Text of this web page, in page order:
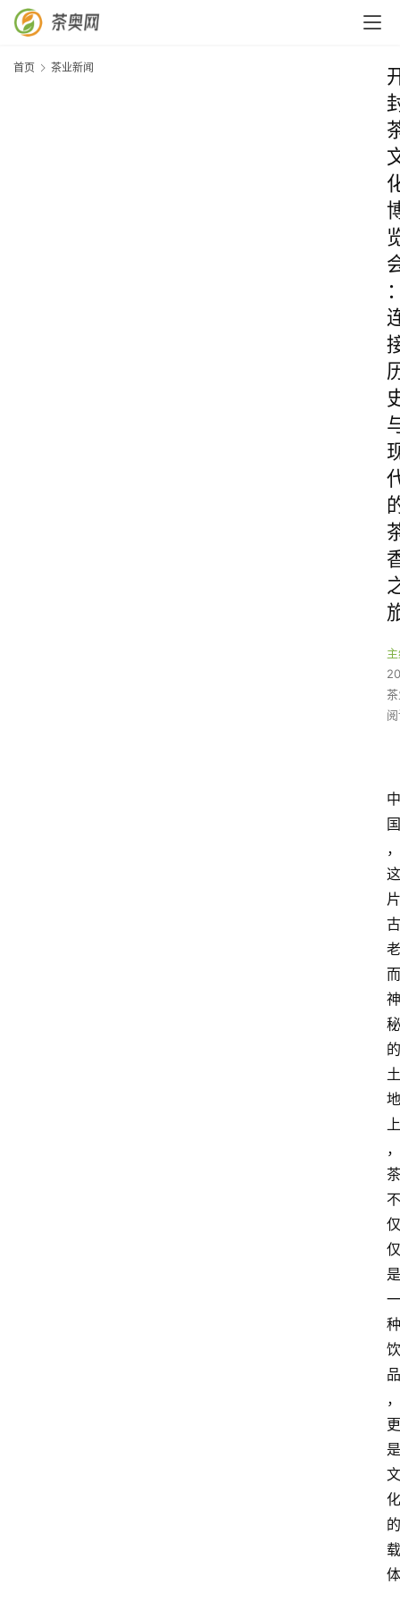
首页 茶业新闻
中
国
，
这
片
古
老
而
神
秘
的
土
地
上
，
茶
不
仅
仅
是
一
种
饮
品
，
更
是
文
化
的
载
体